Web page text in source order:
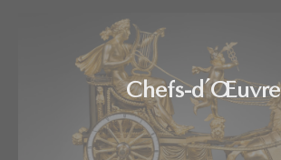
Chefs-d’Œuvre